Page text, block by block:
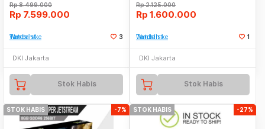
Rp8.499.000
Rp 7.599.000
Tambah ke Watchlist 3
DKI Jakarta
Stok Habis
Rp2.125.000
Rp 1.600.000
Tambah ke Watchlist 1
DKI Jakarta
Stok Habis
STOK HABIS -7% STOK HABIS -27%